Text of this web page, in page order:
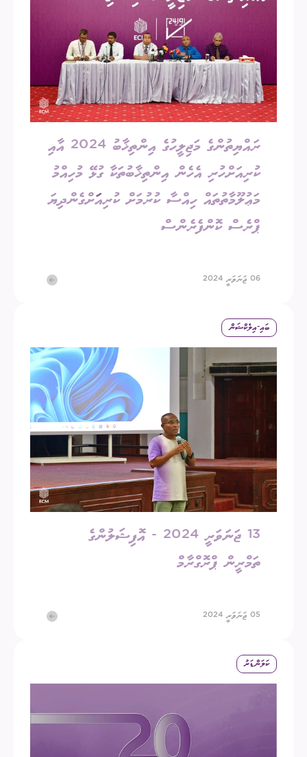
ރައްޔިތުންގެ މަޖިލީހުގެ އިންތިޚާބު 2024 އާއި
ކުރިއަށްހުރި އެހެން އިންތިޚާބުތަކާ ގުޅޭ މުހިއްމު
މަޢުލޫމާތުތައް ހިއްސާ ކުރުމަށް ކުރިއަަށްގެންދިޔަ
ޕްރެސް ކޮންފެރެންސް
06 ޖަނަވަރީ 2024
ބައި-އިލެކްޝަން
13 ޖަނަވަރީ 2024 - އޮފިޝަލުންގެ
ތަމްރީން ޕްރޮގްރާމް
05 ޖަނަވަރީ 2024
ކަލަންޑަރު